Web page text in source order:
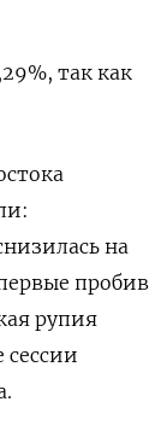
так как
на
пробив
рупия
сессии